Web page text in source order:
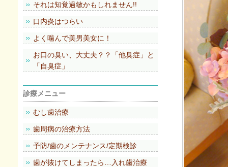
それは知覚過敏かもしれません!!
口内炎はつらい
よく噛んで美男美女に！
お口の臭い、大丈夫？？「他臭症」と
「自臭症」
診療メニュー
むし歯治療
歯周病の治療方法
予防/歯のメンテナンス/定期検診
歯が抜けてしまったら…入れ歯治療